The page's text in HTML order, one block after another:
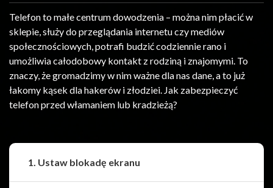
Telefon to małe centrum dowodzenia – można nim płacić w
sklepie, służy do przeglądania internetu czy mediów
społecznościowych, potrafi budzić codziennie rano i
umożliwia całodobowy kontakt z rodziną i znajomymi. To
znaczy, że gromadzimy w nim ważne dla nas dane, a to już
łakomy kąsek dla hakerów i złodziei. Jak zabezpieczyć
telefon przed włamaniem lub kradzieżą?
1. Ustaw blokadę ekranu